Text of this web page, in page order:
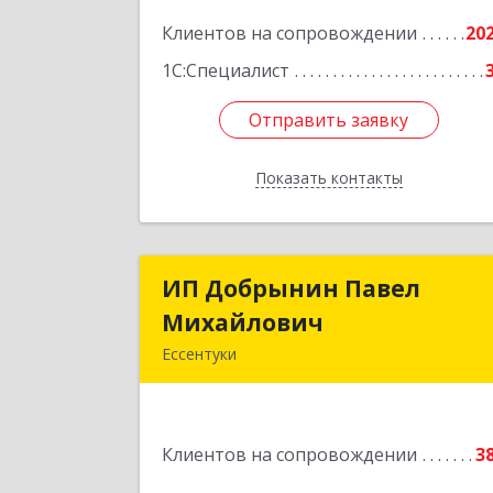
Клиентов на сопровождении
1С:Специалист
Отправить заявку
Показать контакты
Отправить заявку
Назад
ИП Добрынин Павел
Михайлович
Ессентуки
Клиентов на сопровождении
ИП Добрынин Павел